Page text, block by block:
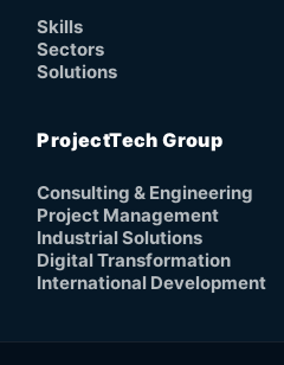
Skills
Sectors
Solutions
ProjectTech Group
Consulting & Engineering
Project Management
Industrial Solutions
Digital Transformation
International Development